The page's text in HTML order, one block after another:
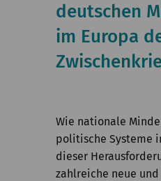
KGParl
Aktuelles
Institut
Forschung
Publikationen
deutschen
im Europa
Wie nationale
politische Systeme
dieser
zahlreiche neue